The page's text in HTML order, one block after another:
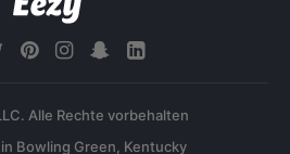
Alle Rechte vorbehalten